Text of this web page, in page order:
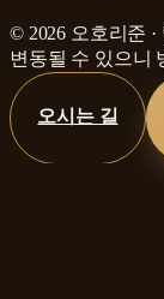
© 2026 오호리준 ·
변동될 수 있으니
오시는 길